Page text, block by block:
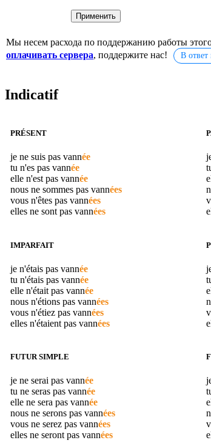
Мы несем расхода по поддержанию работы
оплачивать сервера, поддержите нас! В
Indicatif
PRÉSENT
je ne suis pas vannée
tu n'es pas vannée
elle n'est pas vannée
nous ne sommes pas vannées
vous n'êtes pas vannées
elles ne sont pas vannées
IMPARFAIT
je n'étais pas vannée
tu n'étais pas vannée
elle n'était pas vannée
nous n'étions pas vannées
vous n'étiez pas vannées
elles n'étaient pas vannées
FUTUR SIMPLE
je ne serai pas vannée
tu ne seras pas vannée
elle ne sera pas vannée
nous ne serons pas vannées
vous ne serez pas vannées
elles ne seront pas vannées